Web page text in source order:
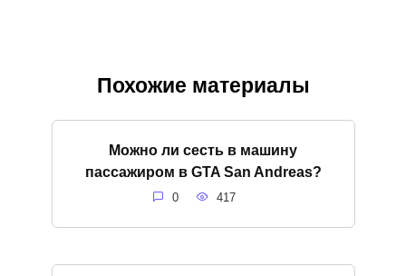
Похожие материалы
Можно ли сесть в машину
пассажиром в GTA San Andreas?
0 417